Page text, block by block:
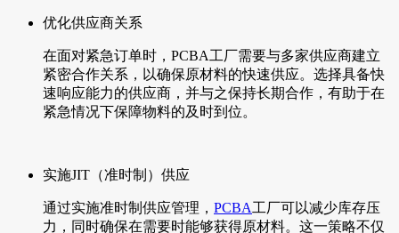
优化供应商关系
在面对紧急订单时，PCBA工厂需要与多家供应商建立
紧密合作关系，以确保原材料的快速供应。选择具备快
速响应能力的供应商，并与之保持长期合作，有助于在
紧急情况下保障物料的及时到位。
实施JIT（准时制）供应
通过实施准时制供应管理， PCBA工厂可以减少库存压
力，同时确保在需要时能够获得原材料。这一策略不仅